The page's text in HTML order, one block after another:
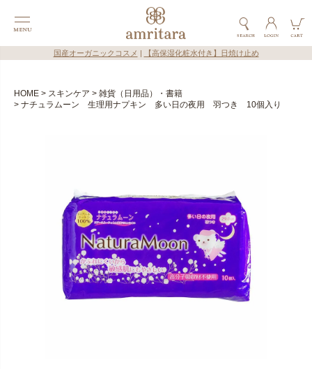
国産オーガニックコスメ 【高保湿化粧水付き】日焼け止め
HOME スキンケア
雑貨（日用品）・書籍
ナチュラムーン 生理用ナプキン 多い日の夜用 羽つき 10個入り